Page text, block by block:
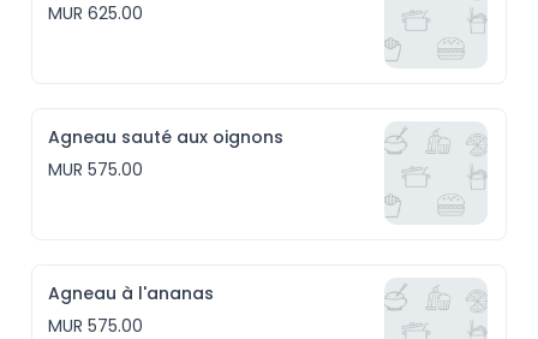
MUR 625.00
Agneau sauté aux oignons
MUR 575.00
Agneau à l'ananas
MUR 575.00